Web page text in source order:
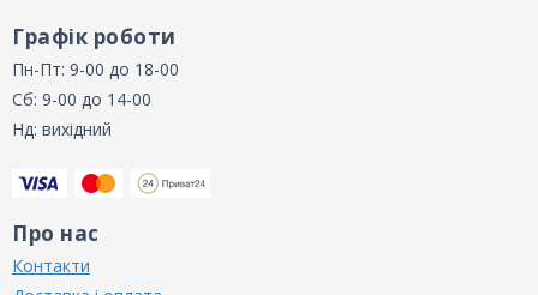
Графік роботи
Пн-Пт: 9-00 до 18-00
Сб: 9-00 до 14-00
Нд: вихідний
Про нас
Контакти